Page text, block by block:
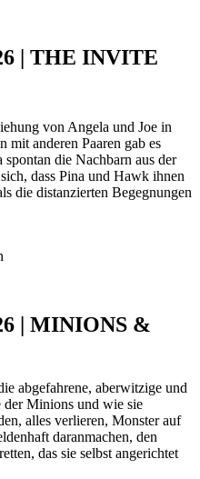
| THE INVITE
von Angela und Joe in
mit anderen Paaren gab es
die Nachbarn aus der
dass Pina und Hawk ihnen
die distanzierten Begegnungen
| MINIONS &
abgefahrene, aberwitzige und
der Minions und wie sie
alles verlieren, Monster auf
daranmachen, den
das sie selbst angerichtet